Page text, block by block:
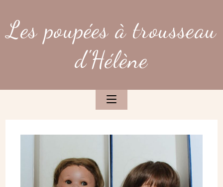
content
Les poupées à trousseau
d'Hélène